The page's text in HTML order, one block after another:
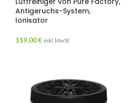
Antigeruchs-System,
Ionisator
119,00€ inkl. MwSt